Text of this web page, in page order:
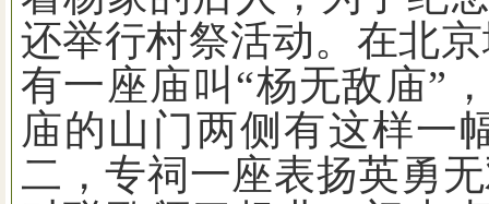
还举行村祭活动。在北
有一座庙叫 “杨无敌庙”
庙的山门两侧有这样一
二，专祠一座表扬英勇